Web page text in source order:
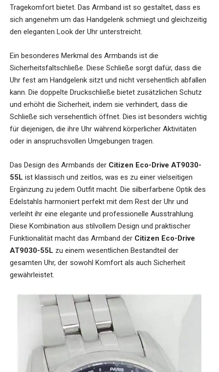
Tragekomfort bietet. Das Armband ist so gestaltet, dass es
sich angenehm um das Handgelenk schmiegt und gleichzeitig
den eleganten Look der Uhr unterstreicht.
Ein besonderes Merkmal des Armbands ist die
Sicherheitsfaltschließe. Diese Schließe sorgt dafür, dass die
Uhr fest am Handgelenk sitzt und nicht versehentlich abfallen
kann. Die doppelte Druckschließe bietet zusätzlichen Schutz
und erhöht die Sicherheit, indem sie verhindert, dass die
Schließe sich versehentlich öffnet. Dies ist besonders wichtig
für diejenigen, die ihre Uhr während körperlicher Aktivitäten
oder in anspruchsvollen Umgebungen tragen.
Das Design des Armbands der Citizen Eco-Drive AT9030-
55L ist klassisch und zeitlos, was es zu einer vielseitigen
Ergänzung zu jedem Outfit macht. Die silberfarbene Optik des
Edelstahls harmoniert perfekt mit dem Rest der Uhr und
verleiht ihr eine elegante und professionelle Ausstrahlung.
Diese Kombination aus stilvollem Design und praktischer
Funktionalität macht das Armband der Citizen Eco-Drive
AT9030-55L zu einem wesentlichen Bestandteil der
gesamten Uhr, der sowohl Komfort als auch Sicherheit
gewährleistet.